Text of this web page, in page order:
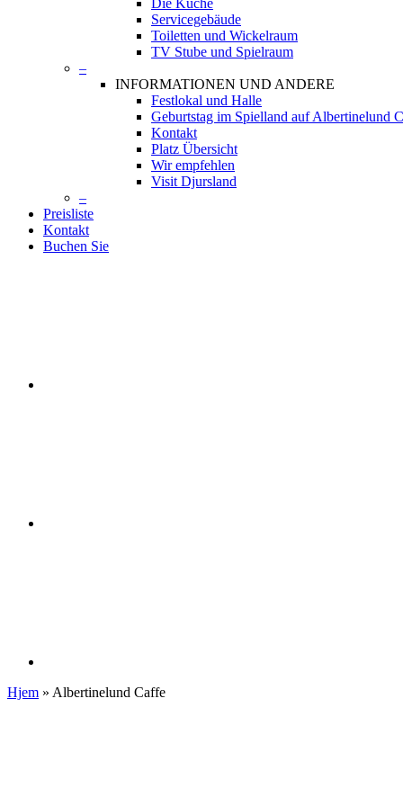
Die Küche
Servicegebäude
Toiletten und Wickelraum
TV Stube und Spielraum
–
INFORMATIONEN UND ANDERE
Festlokal und Halle
Geburtstag im Spielland auf Albertinelund
Kontakt
Platz Übersicht
Wir empfehlen
Visit Djursland
–
Preisliste
Kontakt
Buchen Sie
Hjem » Albertinelund Caffe